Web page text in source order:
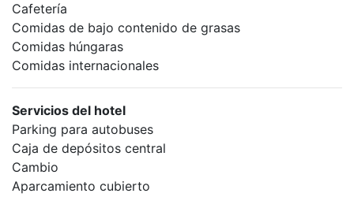
Cafetería
Comidas de bajo contenido de grasas
Comidas húngaras
Comidas internacionales
Servicios del hotel
Parking para autobuses
Caja de depósitos central
Cambio
Aparcamiento cubierto